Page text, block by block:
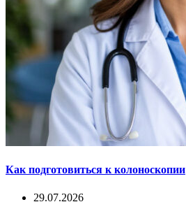
Как подготовиться к колоноскопии
29.07.2026